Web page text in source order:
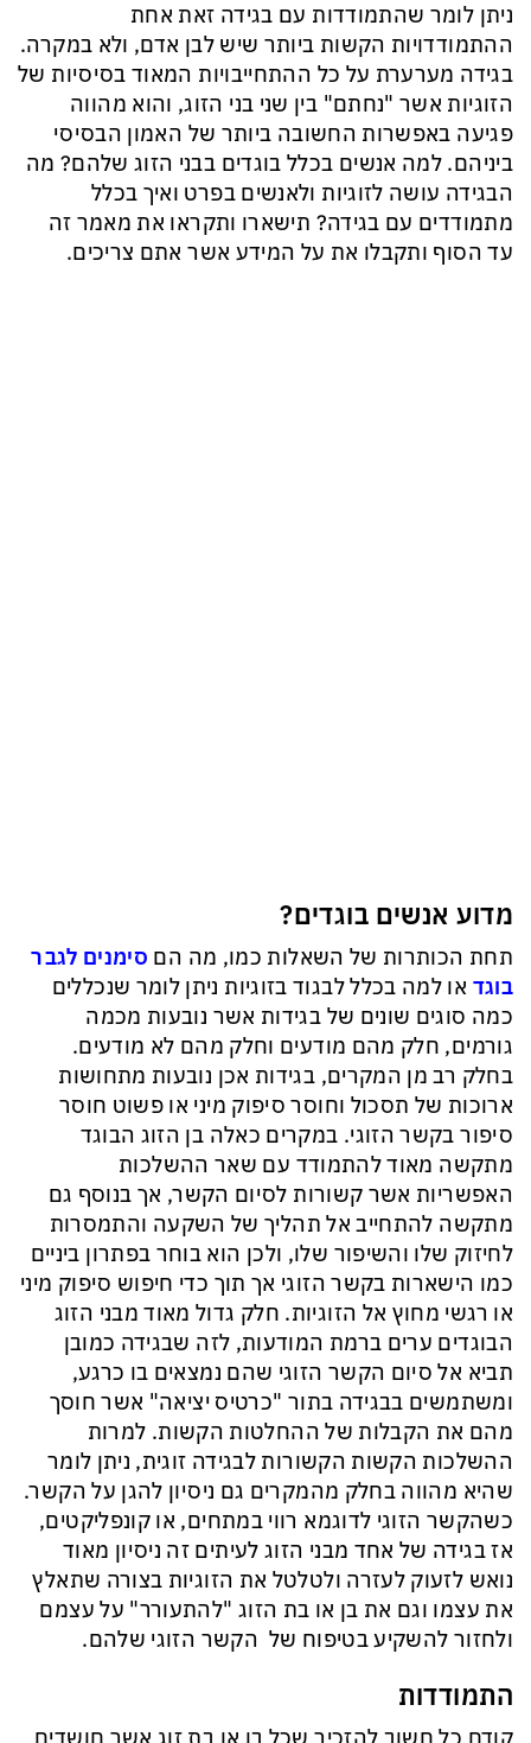
א-סיסי, ארדואן ושליט קטאר מכנסים פגישת ״כיפה אדומה״ לנתניהו בנושא עזה
ניתן לומר שהתמודדות עם בגידה זאת אחת
ההתמודדויות הקשות ביותר שיש לבן אדם, ולא במקרה.
בגידה מערערת על כל ההתחייבויות המאוד בסיסיות של
הזוגיות אשר "נחתם" בין שני בני הזוג, והוא מהווה
פגיעה באפשרות החשובה ביותר של האמון הבסיסי
ביניהם. למה אנשים בכלל בוגדים בבני הזוג שלהם? מה
הבגידה עושה לזוגיות ולאנשים בפרט ואיך בכלל
מתמודדים עם בגידה? תישארו ותקראו את מאמר זה
עד הסוף ותקבלו את על המידע אשר אתם צריכים.
מדוע אנשים בוגדים?
תחת הכותרות של השאלות כמו, מה הם סימנים לגבר
בוגד או למה בכלל לבגוד בזוגיות ניתן לומר שנכללים
כמה סוגים שונים של בגידות אשר נובעות מכמה
גורמים, חלק מהם מודעים וחלק מהם לא מודעים.
בחלק רב מן המקרים, בגידות אכן נובעות מתחושות
ארוכות של תסכול וחוסר סיפוק מיני או פשוט חוסר
סיפור בקשר הזוגי. במקרים כאלה בן הזוג הבוגד
מתקשה מאוד להתמודד עם שאר ההשלכות
האפשריות אשר קשורות לסיום הקשר, אך בנוסף גם
מתקשה להתחייב אל תהליך של השקעה והתמסרות
לחיזוק שלו והשיפור שלו, ולכן הוא בוחר בפתרון ביניים
כמו הישארות בקשר הזוגי אך תוך כדי חיפוש סיפוק מיני
או רגשי מחוץ אל הזוגיות. חלק גדול מאוד מבני הזוג
הבוגדים ערים ברמת המודעות, לזה שבגידה כמובן
תביא אל סיום הקשר הזוגי שהם נמצאים בו כרגע,
ומשתמשים בבגידה בתור "כרטיס יציאה" אשר חוסך
מהם את הקבלות של ההחלטות הקשות. למרות
ההשלכות הקשות הקשורות לבגידה זוגית, ניתן לומר
שהיא מהווה בחלק מהמקרים גם ניסיון להגן על הקשר.
כשהקשר הזוגי לדוגמא רווי במתחים, או קונפליקטים,
אז בגידה של אחד מבני הזוג לעיתים זה ניסיון מאוד
נואש לזעוק לעזרה ולטלטל את הזוגיות בצורה שתאלץ
את עצמו וגם את בן או בת הזוג "להתעורר" על עצמם
ולחזור להשקיע בטיפוח של הקשר הזוגי שלהם.
התמודדות